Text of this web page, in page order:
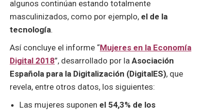
algunos continúan estando totalmente
masculinizados, como por ejemplo, el de la
tecnología.
Así concluye el informe “Mujeres en la Economía
Digital 2018”, desarrollado por la Asociación
Española para la Digitalización (DigitalES), que
revela, entre otros datos, los siguientes:
Las mujeres suponen el 54,3% de los